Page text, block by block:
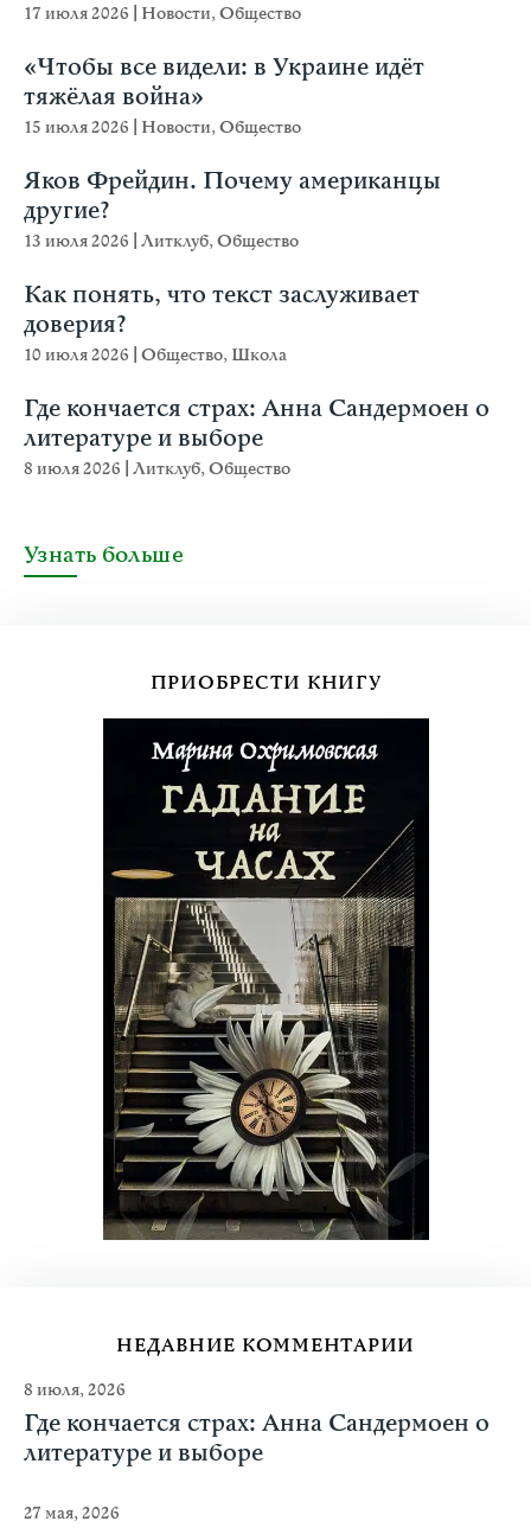
17 июля 2026 Новости,Общество
«Чтобы все видели: в Украине идёт
тяжёлая война»
15 июля 2026 Новости,Общество
Яков Фрейдин. Почему американцы
другие?
13 июля 2026 Литклуб,Общество
Как понять, что текст заслуживает
доверия?
10 июля 2026 Общество, Школа
Где кончается страх: Анна Сандермоен о
литературе и выборе
8 июля 2026 Литклуб,Общество
Узнать больше
ПРИОБРЕСТИ КНИГУ
НЕДАВНИЕ КОММЕНТАРИИ
8 июля, 2026
Где кончается страх: Анна Сандермоен о
литературе и выборе
27 мая, 2026